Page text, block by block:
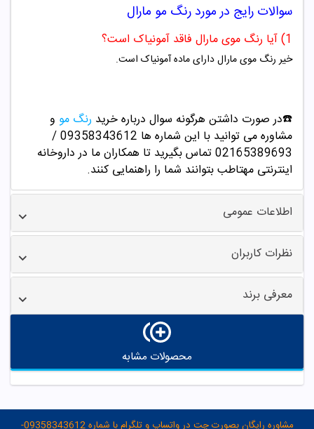
سوالات رایج در مورد رنگ مو مارال
1) آیا رنگ موی مارال فاقد آمونیاک است؟
خیر رنگ موی مارال دارای ماده آمونیاک است.
☎️در صورت داشتن هرگونه سوال درباره خرید رنگ مو و
مشاوره می توانید با این شماره ها 09358343612 /
02165389693تماس بگیرید تا همکاران ما در داروخانه
اینترنتی مهتاطب بتوانند شما را راهنمایی کنند.
اطلاعات عمومی
نظرات کاربران
معرفی برند
محصولات مشابه
مشاوره رایگان بصورت چت در واتساپ و تلگرام با شماره 09358343612-